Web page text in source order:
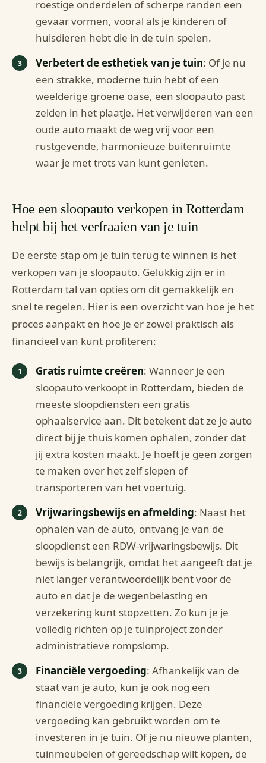
roestige onderdelen of scherpe randen een
gevaar vormen, vooral als je kinderen of
huisdieren hebt die in de tuin spelen.
Verbetert de esthetiek van je tuin: Of je nu
een strakke, moderne tuin hebt of een
weelderige groene oase, een sloopauto past
zelden in het plaatje. Het verwijderen van een
oude auto maakt de weg vrij voor een
rustgevende, harmonieuze buitenruimte
waar je met trots van kunt genieten.
Hoe een sloopauto verkopen in Rotterdam
helpt bij het verfraaien van je tuin
De eerste stap om je tuin terug te winnen is het
verkopen van je sloopauto. Gelukkig zijn er in
Rotterdam tal van opties om dit gemakkelijk en
snel te regelen. Hier is een overzicht van hoe je het
proces aanpakt en hoe je er zowel praktisch als
financieel van kunt profiteren:
Gratis ruimte creëren: Wanneer je een
sloopauto verkoopt in Rotterdam, bieden de
meeste sloopdiensten een gratis
ophaalservice aan. Dit betekent dat ze je auto
direct bij je thuis komen ophalen, zonder dat
jij extra kosten maakt. Je hoeft je geen zorgen
te maken over het zelf slepen of
transporteren van het voertuig.
Vrijwaringsbewijs en afmelding: Naast het
ophalen van de auto, ontvang je van de
sloopdienst een RDW-vrijwaringsbewijs. Dit
bewijs is belangrijk, omdat het aangeeft dat je
niet langer verantwoordelijk bent voor de
auto en dat je de wegenbelasting en
verzekering kunt stopzetten. Zo kun je je
volledig richten op je tuinproject zonder
administratieve rompslomp.
Financiële vergoeding: Afhankelijk van de
staat van je auto, kun je ook nog een
financiële vergoeding krijgen. Deze
vergoeding kan gebruikt worden om te
investeren in je tuin. Of je nu nieuwe planten,
tuinmeubelen of gereedschap wilt kopen, de